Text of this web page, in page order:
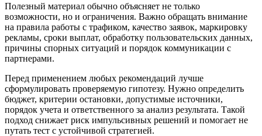
Полезный материал обычно объясняет не только
возможности, но и ограничения. Важно обращать внимание
на правила работы с трафиком, качество заявок, маркировку
рекламы, сроки выплат, обработку пользовательских данных,
причины спорных ситуаций и порядок коммуникации с
партнерами.
Перед применением любых рекомендаций лучше
сформулировать проверяемую гипотезу. Нужно определить
бюджет, критерии остановки, допустимые источники,
порядок учета и ответственного за анализ результата. Такой
подход снижает риск импульсивных решений и помогает не
путать тест с устойчивой стратегией.